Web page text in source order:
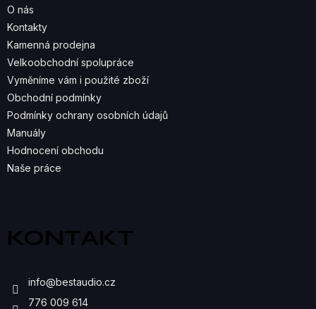
O nás
Kontakty
Kamenná prodejna
Velkoobchodní spolupráce
Vyměníme vám i použité zboží
Obchodní podmínky
Podmínky ochrany osobních údajů
Manuály
Hodnocení obchodu
Naše práce
KONTAKT
info@bestaudio.cz
776 009 614